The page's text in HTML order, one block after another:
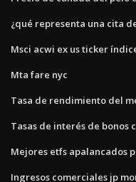
¿qué representa una cita
Msci acwi ex us ticker
Mta fare nyc
Tasa de rendimiento del
Tasas de interés de bonos
Mejores etfs apalancados
Ingresos comerciales jp